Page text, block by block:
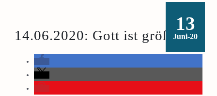
13
Juni-20
14.06.2020: Gott ist größer!